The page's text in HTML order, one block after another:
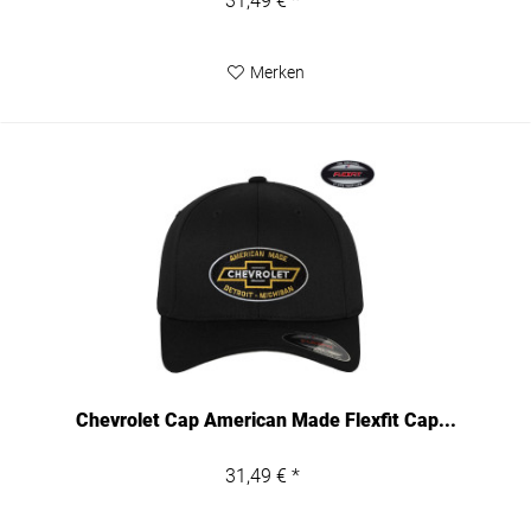
Merken
Chevrolet Cap American Made Flexfit Cap...
31,49 € *